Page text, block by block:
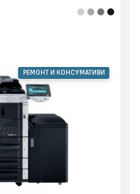
РЕМОНТ И КОНСУМАТИВИ